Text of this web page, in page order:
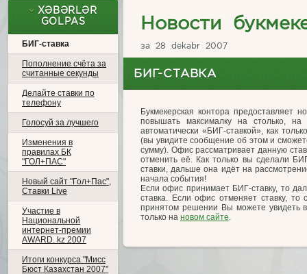
XƏBƏRLƏR
GOLPAS
БИГ-ставка
Пополнение счёта за
считанные секунды
Делайте ставки по
телефону
Голосуй за лучшего
Изменения в
правилах БК
"ГОЛ+ПАС"
Новый сайт "Гол+Пас",
Ставки Live
Участие в
Национальной
интернет-премии
AWARD. kz 2007
Итоги конкурса "Мисс
Бюст Казахстан 2007"
Новости
за 28 dekabr 2007
БИГ-СТАВКА
Букмекерская контора предоставляет
повышать максималку на столько, на
автоматически «БИГ-ставкой», как
(вы увидите сообщение об этом и
сумму). Офис рассматривает данную
отменить её. Как только вы сделали
ставки, дальше она идёт на
начала события!
Если офис принимает БИГ-ставку, то
ставка. Если офис отменяет ставку,
принятом решении Вы можете увидеть
только на новом сайте.